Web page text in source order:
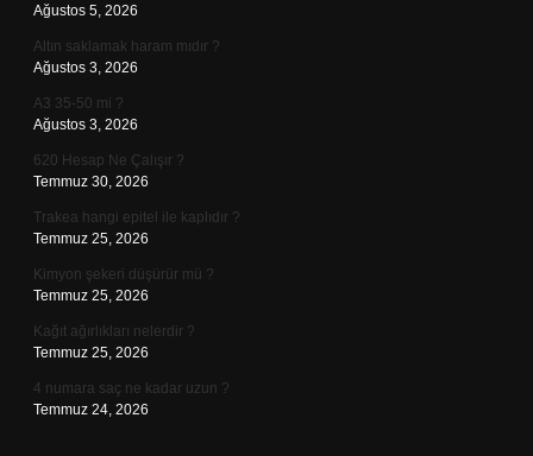
Ağustos 5, 2026
Altın saklamak haram mıdır ?
Ağustos 3, 2026
A3 35-50 mi ?
Ağustos 3, 2026
620 Hesap Ne Çalışır ?
Temmuz 30, 2026
Trakea hangi epitel ile kaplıdır ?
Temmuz 25, 2026
Kimyon şekeri düşürür mü ?
Temmuz 25, 2026
Kağıt ağırlıkları nelerdir ?
Temmuz 25, 2026
4 numara saç ne kadar uzun ?
Temmuz 24, 2026